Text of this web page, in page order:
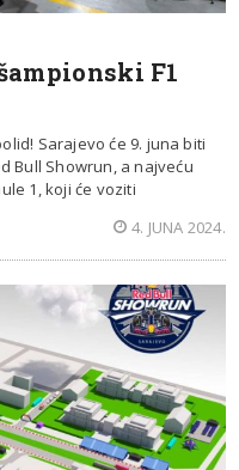
F1
Sarajevo će 9. juna biti
Bull Showrun, a najveću
1, koji će voziti
4. JUNA 2024.